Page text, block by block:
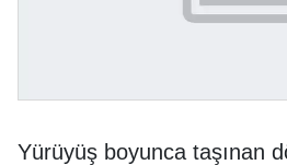
Yürüyüş boyunca taşınan